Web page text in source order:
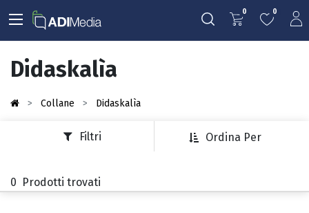
0 0
Didaskalìa
Collane Didaskalìa
Filtri Ordina Per
0 Prodotti trovati